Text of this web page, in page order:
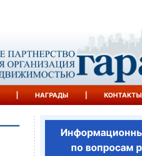
НАГРАДЫ КОНТАКТЫ
по вопросам